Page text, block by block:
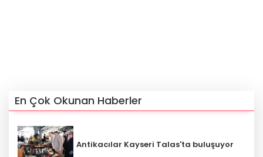
En Çok Okunan Haberler
Antikacılar Kayseri Talas'ta buluşuyor